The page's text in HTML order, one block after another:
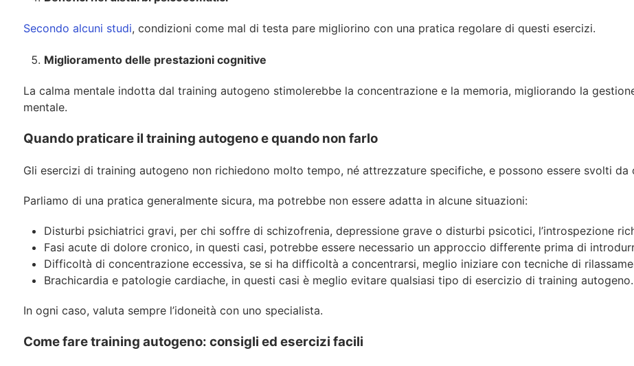
Secondo alcuni studi, condizioni come mal di testa pare migliorino con una pratica regolare di questi esercizi.
Miglioramento delle prestazioni cognitive
La calma mentale indotta dal training autogeno stimolerebbe la concentrazione e la memoria, migliorando la
mentale.
Quando praticare il training autogeno e quando non farlo
Gli esercizi di training autogeno non richiedono molto tempo, né attrezzature specifiche, e possono essere svolti da
Parliamo di una pratica generalmente sicura, ma potrebbe non essere adatta in alcune situazioni:
Disturbi psichiatrici gravi, per chi soffre di schizofrenia, depressione grave o disturbi psicotici, l’introspezione
Fasi acute di dolore cronico, in questi casi, potrebbe essere necessario un approccio differente prima di
Difficoltà di concentrazione eccessiva, se si ha difficoltà a concentrarsi, meglio iniziare con tecniche di
Brachicardia e patologie cardiache, in questi casi è meglio evitare qualsiasi tipo di esercizio di training autogeno.
In ogni caso, valuta sempre l’idoneità con uno specialista.
Come fare training autogeno: consigli ed esercizi facili